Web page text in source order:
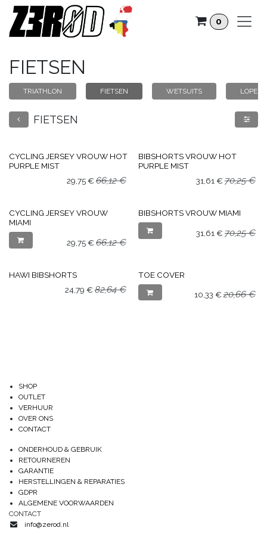
Overslaan naar inhoud
0
FIETSEN
TRIATHLON FIETSEN WETSUITS LOPEN
FIETSEN
CYCLING JERSEY VROUW HOT
PURPLE MIST
29,75€ 66,12€
BIBSHORTS VROUW HOT
PURPLE MIST
31,61 € 70,25€
CYCLING JERSEY VROUW
MIAMI
29,75€ 66,12€
BIBSHORTS VROUW MIAMI
31,61 € 70,25€
HAWI BIBSHORTS
24,79 € 82,64€
TOE COVER
10,33 € 20,66€
SHOP
OUTLET
VERHUUR
OVER ONS
CONTACT
ONDERHOUD & GEBRUIK
RETOURNEREN
GARANTIE
HERSTELLINGEN & REPARATIES
GDPR
ALGEMENE VOORWAARDEN
CONTACT
info@zerod.nl